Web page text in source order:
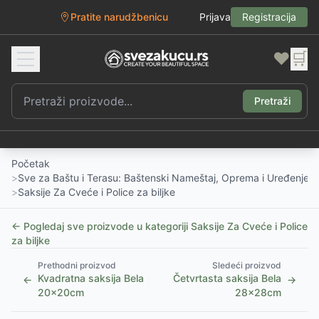
Pratite narudžbenicu Prijava Registracija
❤️ 🛒
Pretraži
Početak
>Sve za Baštu i Terasu: Baštenski Nameštaj, Oprema i Uređenje
>Saksije Za Cveće i Police za biljke
← Pogledaj sve proizvode u kategoriji Saksije Za Cveće i Police
za biljke
←
Prethodni proizvod
Kvadratna saksija Bela
20x20cm
Sledeći proizvod
Četvrtasta saksija Bela
28x28cm
→